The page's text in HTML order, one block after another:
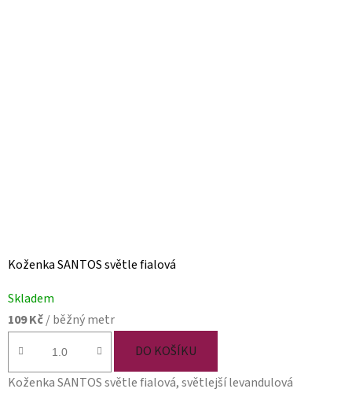
Koženka SANTOS světle fialová
Skladem
109 Kč/ běžný metr
DO KOŠÍKU
Koženka SANTOS světle fialová, světlejší levandulová